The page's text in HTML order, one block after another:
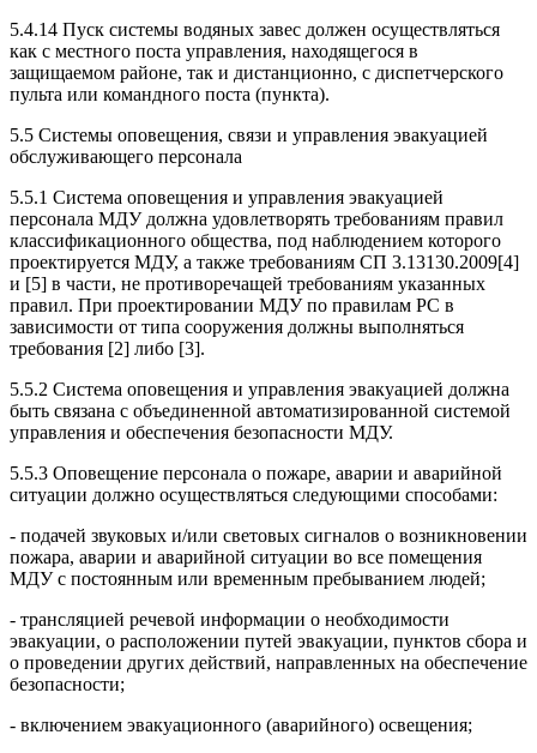
5.4.14 Пуск системы водяных завес должен осуществляться
как с местного поста управления, находящегося в
защищаемом районе, так и дистанционно, с диспетчерского
пульта или командного поста (пункта).
5.5 Системы оповещения, связи и управления эвакуацией
обслуживающего персонала
5.5.1 Система оповещения и управления эвакуацией
персонала МДУ должна удовлетворять требованиям правил
классификационного общества, под наблюдением которого
проектируется МДУ, а также требованиям СП 3.13130.2009[4]
и [5] в части, не противоречащей требованиям указанных
правил. При проектировании МДУ по правилам PC в
зависимости от типа сооружения должны выполняться
требования [2] либо [3].
5.5.2 Система оповещения и управления эвакуацией должна
быть связана с объединенной автоматизированной системой
управления и обеспечения безопасности МДУ.
5.5.3 Оповещение персонала о пожаре, аварии и аварийной
ситуации должно осуществляться следующими способами:
- подачей звуковых и/или световых сигналов о возникновении
пожара, аварии и аварийной ситуации во все помещения
МДУ с постоянным или временным пребыванием людей;
- трансляцией речевой информации о необходимости
эвакуации, о расположении путей эвакуации, пунктов сбора и
о проведении других действий, направленных на обеспечение
безопасности;
- включением эвакуационного (аварийного) освещения;